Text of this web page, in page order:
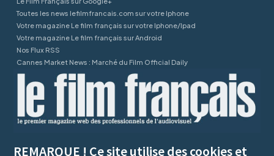
Toutes les news lefilmfrancais.com sur votre Iphone
Votre magazine Le film français sur votre Iphone/Ipad
Votre magazine Le film français sur Android
Nos Flux RSS
Cannes Market News : Marché du Film Official Daily
REMARQUE ! Ce site utilise des cookies et